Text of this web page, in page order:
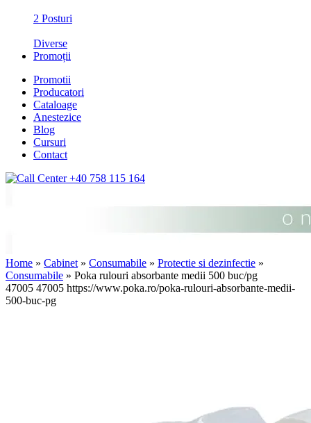
2 Posturi
Diverse
Promoții
Promotii
Producatori
Cataloage
Anestezice
Blog
Cursuri
Contact
+40 758 115 164
Home » Cabinet » Consumabile » Protectie si dezinfectie »
Consumabile » Poka rulouri absorbante medii 500 buc/pg
47005 47005 https://www.poka.ro/poka-rulouri-absorbante-medii-
500-buc-pg